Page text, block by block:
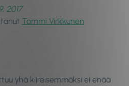
2017
Tommi Virkkunen
yhä kiireisemmäksi ei enää